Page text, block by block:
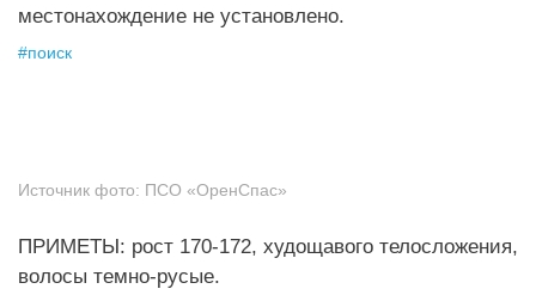
местонахождение не установлено.
#поиск
Источник фото: ПСО «ОренСпас»
ПРИМЕТЫ: рост 170-172, худощавого телосложения,
волосы темно-русые.